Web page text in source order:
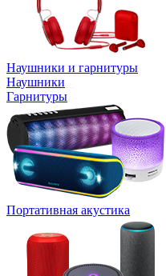
Наушники и гарнитуры
Наушники
Гарнитуры
Портативная акустика